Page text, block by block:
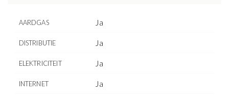
AARDGAS Ja
DISTRIBUTIE Ja
ELEKTRICITEIT Ja
INTERNET Ja